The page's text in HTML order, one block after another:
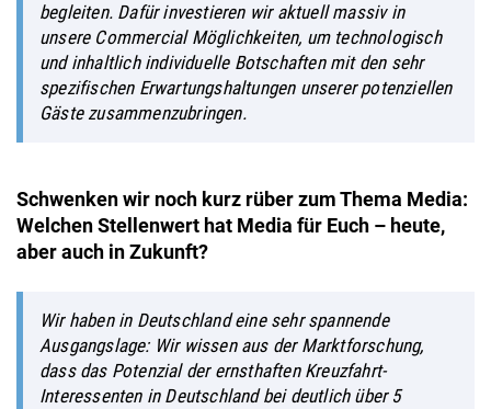
begleiten. Dafür investieren wir aktuell massiv in
unsere Commercial Möglichkeiten, um technologisch
und inhaltlich individuelle Botschaften mit den sehr
spezifischen Erwartungshaltungen unserer potenziellen
Gäste zusammenzubringen.
Schwenken wir noch kurz rüber zum Thema Media:
Welchen Stellenwert hat Media für Euch – heute,
aber auch in Zukunft?
Wir haben in Deutschland eine sehr spannende
Ausgangslage: Wir wissen aus der Marktforschung,
dass das Potenzial der ernsthaften Kreuzfahrt-
Interessenten in Deutschland bei deutlich über 5